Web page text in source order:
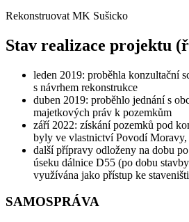
Rekonstruovat MK Sušicko
Stav realizace projektu
leden 2019: proběhla konzultační
s návrhem rekonstrukce
duben 2019: proběhlo jednání s
majetkových práv k pozemkům
září 2022: získání pozemků pod
byly ve vlastnictví Povodí Moravy,
další přípravy odloženy na dobu
úseku dálnice D55 (po dobu
využívána jako přístup ke
SAMOSPRÁVA